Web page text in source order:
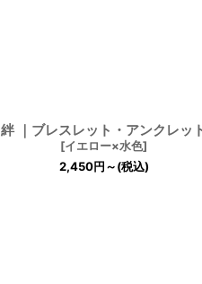
絆 ｜ブレスレット・アンクレッ
[イエロー×水色]
2,450円～(税込)